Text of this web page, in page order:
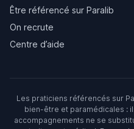
Être référencé sur Paralib
On recrute
Centre d’aide
Les praticiens référencés sur
bien-être et paramédicales :
accompagnements ne se